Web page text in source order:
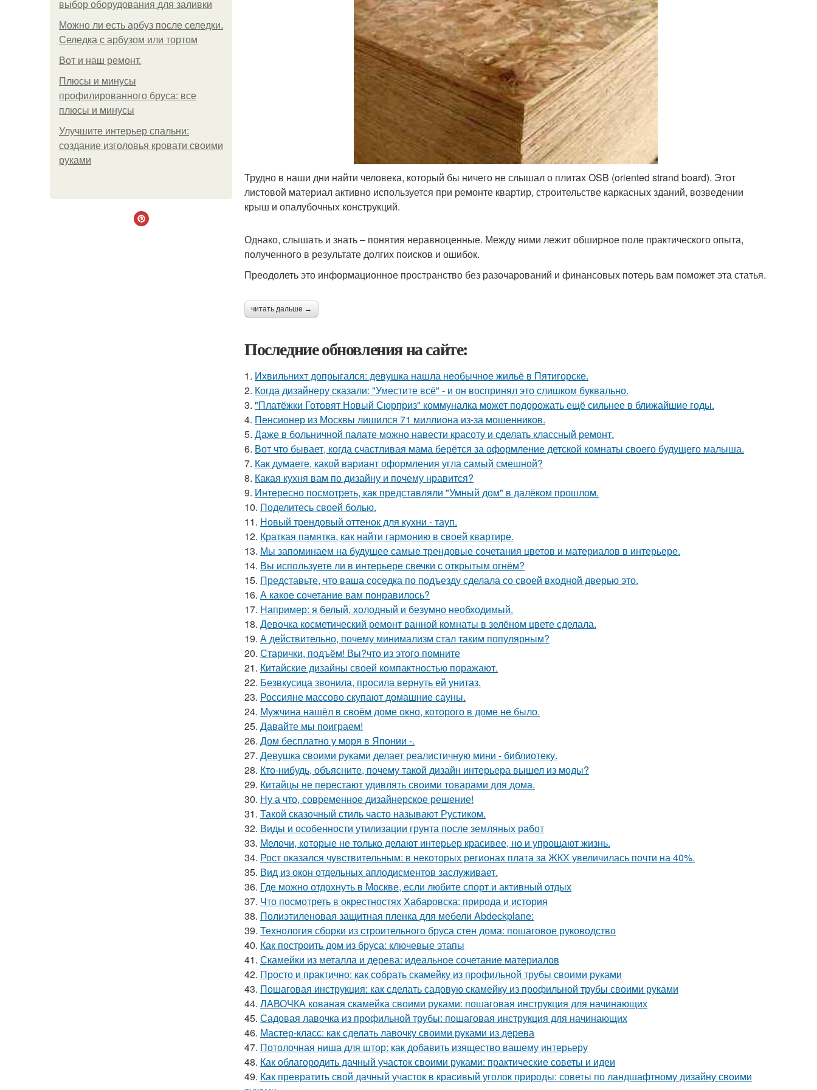
выбор оборудования для заливки
Можно ли есть арбуз после селедки.
Селедка с арбузом или тортом
Boт и наш ремoнт.
Плюсы и минусы
профилированного бруса: все
плюсы и минусы
Улучшите интерьер спальни:
создание изголовья кровати своими
руками
Трудно в наши дни найти человека, который бы ничего не слышал о плитах OSB (oriented strand board). Этот
листовой материал активно используется при ремонте квартир, строительстве каркасных зданий, возведении
крыш и опалубочных конструкций.
Однако, слышать и знать – понятия неравноценные. Между ними лежит обширное поле практического опыта,
полученного в результате долгих поисков и ошибок.
Преодолеть это информационное пространство без разочарований и финансовых потерь вам поможет эта статья.
читать дальше →
Последние обновления на сайте:
1. Ихвильнихт допрыгался: девушка нашла необычное жильё в Пятигорске.
2. Когда дизайнеру сказали: "Уместите всё" - и он воспринял это слишком буквально.
3. "Платёжки Готовят Новый Сюрприз" коммуналка может подорожать ещё сильнее в ближайшие годы.
4. Пенсионер из Москвы лишился 71 миллиона из-за мошенников.
5. Даже в больничной палате можно навести красоту и сделать классный ремонт.
6. Вот что бывает, когда счастливая мама берётся за оформление детской комнаты своего будущего малыша.
7. Как думаете, какой вариант оформления угла самый смешной?
8. Какая кухня вам по дизайну и почему нравится?
9. Интересно посмотреть, как представляли "Умный дом" в далёком прошлом.
10. Поделитесь своей болью.
11. Новый трендовый оттенок для кухни - тауп.
12. Краткая памятка, как найти гармонию в своей квартире.
13. Мы запоминаем на будущее самые трендовые сочетания цветов и материалов в интерьере.
14. Вы используете ли в интерьере свечки с открытым огнём?
15. Представьте, что ваша соседка по подъезду сделала со своей входной дверью это.
16. А какое сочетание вам понравилось?
17. Например: я белый, холодный и безумно необходимый.
18. Девочка косметический ремонт ванной комнаты в зелёном цвете сделала.
19. А действительно, почему минимализм стал таким популярным?
20. Старички, подъём! Вы?что из этого помните
21. Китайские дизайны своей компактностью поражают.
22. Безвкусица звонила, просила вернуть ей унитаз.
23. Россияне массово скупают домашние сауны.
24. Мужчина нашёл в своём доме окно, которого в доме не было.
25. Давайте мы поиграем!
26. Дом бесплатно у моря в Японии -.
27. Девушка своими руками делает реалистичную мини - библиотеку.
28. Кто-нибудь, объясните, почему такой дизайн интерьера вышел из моды?
29. Китайцы не перестают удивлять своими товарами для дома.
30. Ну а что, современное дизайнерское решение!
31. Такой сказочный стиль часто называют Рустиком.
32. Виды и особенности утилизации грунта после земляных работ
33. Мелочи, которые не только делают интерьер красивее, но и упрощают жизнь.
34. Рост оказался чувствительным: в некоторых регионах плата за ЖКХ увеличилась почти на 40%.
35. Вид из окон отдельных аплодисментов заслуживает.
36. Где можно отдохнуть в Москве, если любите спорт и активный отдых
37. Что посмотреть в окрестностях Хабаровска: природа и история
38. Полиэтиленовая защитная пленка для мебели Abdeckplane:
39. Технология сборки из строительного бруса стен дома: пошаговое руководство
40. Как построить дом из бруса: ключевые этапы
41. Скамейки из металла и дерева: идеальное сочетание материалов
42. Просто и практично: как собрать скамейку из профильной трубы своими руками
43. Пошаговая инструкция: как сделать садовую скамейку из профильной трубы своими руками
44. ЛАВОЧКА кованая скамейка своими руками: пошаговая инструкция для начинающих
45. Садовая лавочка из профильной трубы: пошаговая инструкция для начинающих
46. Мастер-класс: как сделать лавочку своими руками из дерева
47. Потолочная ниша для штор: как добавить изящество вашему интерьеру
48. Как облагородить дачный участок своими руками: практические советы и идеи
49. Как превратить свой дачный участок в красивый уголок природы: советы по ландшафтному дизайну своими